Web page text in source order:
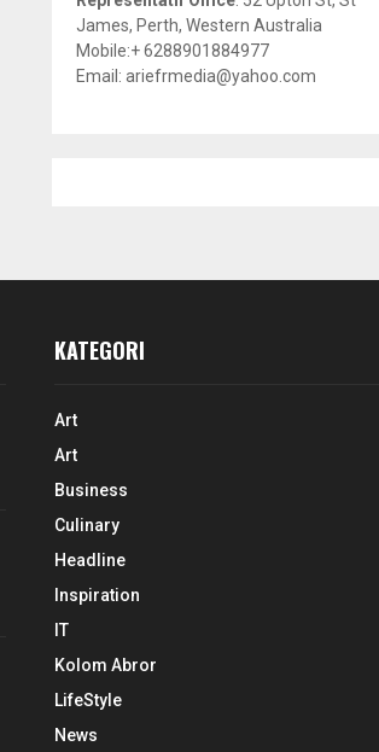
James, Perth, Western Australia
Mobile:+ 6288901884977
Email: ariefrmedia@yahoo.com
KATEGORI
Art
Art
Business
Culinary
Headline
Inspiration
IT
Kolom Abror
LifeStyle
News